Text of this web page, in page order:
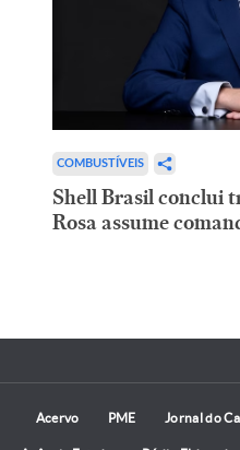
COMBUSTÍVEIS
Shell Brasil conclui
Rosa assume
Acervo PME Jornal do